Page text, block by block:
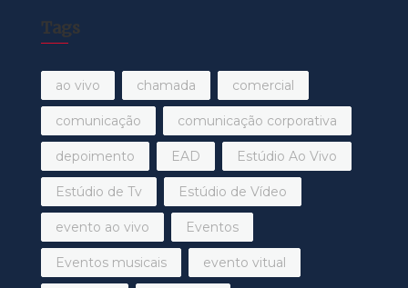
Tags
ao vivo chamada comercial
comunicação comunicação corporativa
depoimento EAD Estúdio Ao Vivo
Estúdio de Tv Estúdio de Vídeo
evento ao vivo Eventos
Eventos musicais evento vitual